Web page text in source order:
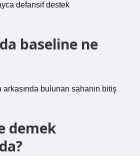
defansif destek
baseline ne
bulunan sahanın bitiş
demek